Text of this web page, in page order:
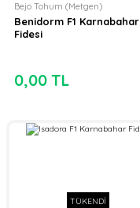
Bejo Tohum (Metgen)
Benidorm F1 Karnabahar
Fidesi
0,00 TL
TÜKENDİ